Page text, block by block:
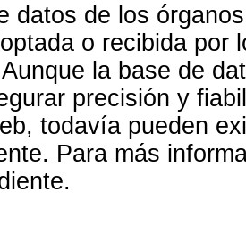
datos de los
o recibida por
la base de
precisión y
todavía pueden
Para más